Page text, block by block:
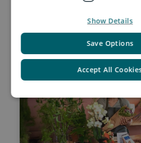
关税是物流环节中最复杂的
Save Options
Accept All
Show Details